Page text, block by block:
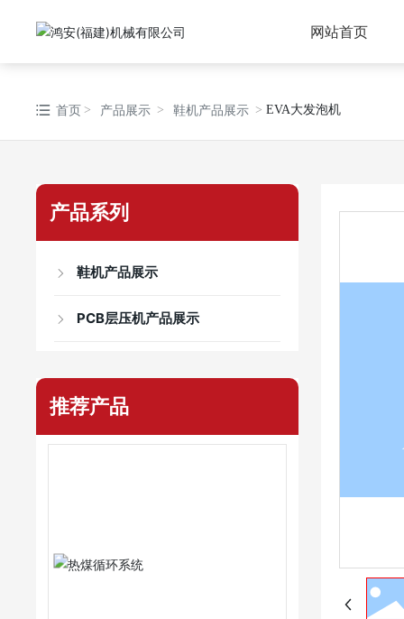
网站首页
首页 产品展示 鞋机产品展示 EVA大发泡机
产品系列
鞋机产品展示
PCB层压机产品展示
推荐产品